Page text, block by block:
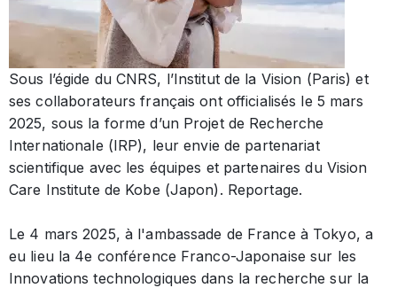
Sous l’égide du CNRS, l’Institut de la Vision (Paris) et
ses collaborateurs français ont officialisés le 5 mars
2025, sous la forme d’un Projet de Recherche
Internationale (IRP), leur envie de partenariat
scientifique avec les équipes et partenaires du Vision
Care Institute de Kobe (Japon). Reportage.
Le 4 mars 2025, à l'ambassade de France à Tokyo, a
eu lieu la 4e conférence Franco-Japonaise sur les
Innovations technologiques dans la recherche sur la